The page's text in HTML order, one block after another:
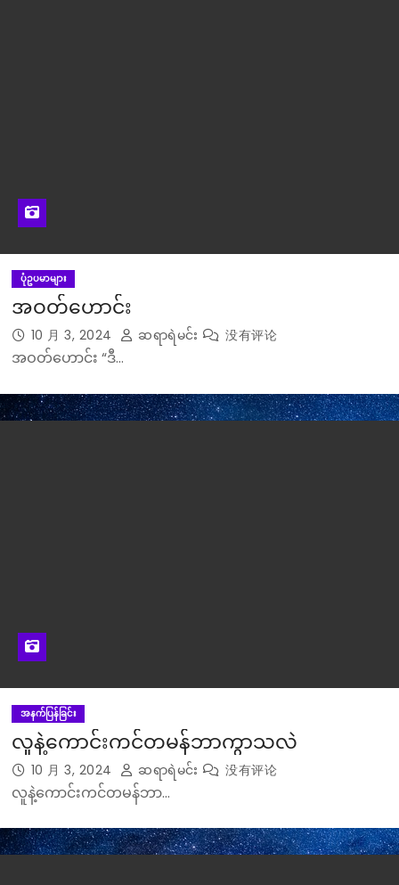
ပုံဥပမာများ
အဝတ်ဟောင်း
10 月 3, 2024 ဆရာရဲမင်း 没有评论
အဝတ်ဟောင်း “ဒီ…
အနက်ပြန်ခြင်း
လူနဲ့ကောင်းကင်တမန်ဘာကွာသလဲ
10 月 3, 2024 ဆရာရဲမင်း 没有评论
လူနဲ့ကောင်းကင်တမန်ဘာ…